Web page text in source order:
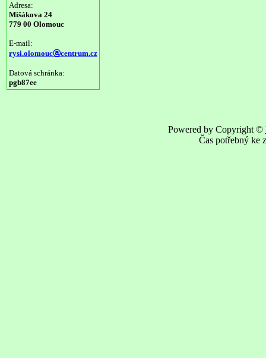
Adresa:
Mišákova 24
779 00 Olomouc
E-mail:
rysi.olomoucⓐcentrum.cz
Datová schránka:
pgb87ee
Powered by Copyright ©
Čas potřebný ke